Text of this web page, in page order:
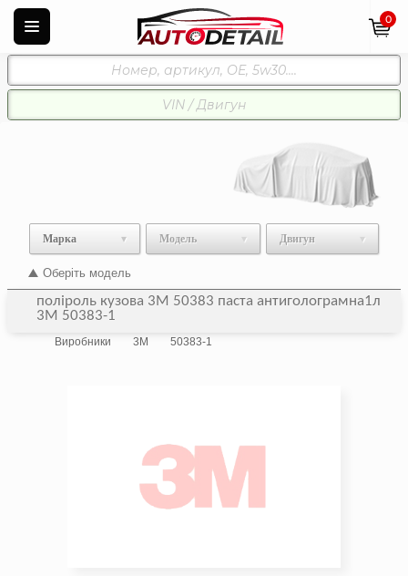
0
Марка Модель Двигун
Оберіть модель
поліроль кузова 3М 50383 паста антиголограмна1л
3M 50383-1
Виробники 3M 50383-1